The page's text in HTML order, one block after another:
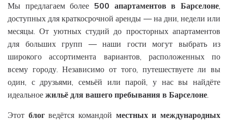
Мы предлагаем более 500 апартаментов в Барселоне,
доступных для краткосрочной аренды — на дни, недели или
месяцы. От уютных студий до просторных апартаментов
для больших групп — наши гости могут выбрать из
широкого ассортимента вариантов, расположенных по
всему городу. Независимо от того, путешествуете ли вы
один, с друзьями, семьёй или парой, у нас вы найдёте
идеальное жильё для вашего пребывания в Барселоне.
Этот блогведётся командой местных и международных